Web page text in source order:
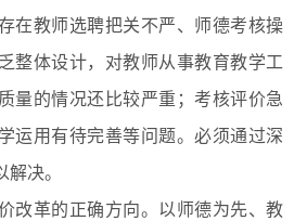
在教师选聘把关不严、师德考核操
整体设计，对教师从事教育教学工
量的情况还比较严重；考核评价急
运用有待完善等问题。必须通过深
决。
革的正确方向。以师德为先、教